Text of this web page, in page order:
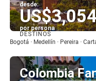
desde:
por persona
DESTINOS
Bogotá · Medellín · Pereira ·
Colombia